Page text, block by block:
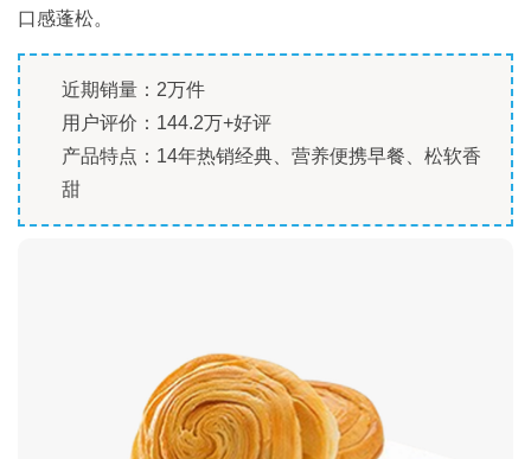
口感蓬松。
近期销量：2万件
用户评价：144.2万+好评
产品特点：14年热销经典、营养便携早餐、松软香
甜